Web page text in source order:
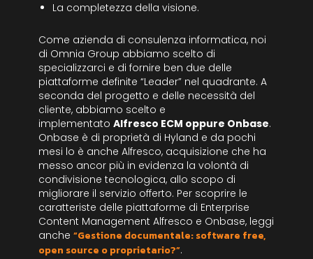
La completezza della visione.
Come azienda di consulenza informatica, noi
di Omnia Group abbiamo scelto di
specializzarci e di fornire ben due delle
piattaforme definite “Leader” nel quadrante. A
seconda del progetto e delle necessità del
cliente, abbiamo scelto e
implementato Alfresco ECM oppure Onbase.
Onbase è di proprietà di Hyland e da pochi
mesi lo è anche Alfresco, acquisizione che ha
messo ancor più in evidenza la volontà di
condivisione tecnologica, allo scopo di
migliorare il servizio offerto. Per scoprire le
caratteriste delle piattaforme di Enterprise
Content Management Alfresco e Onbase, leggi
anche “Gestione documentale: software free,
open source o proprietario?”.